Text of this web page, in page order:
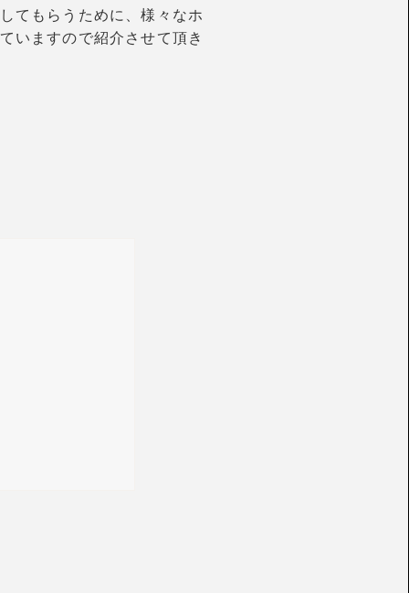
てもらうために、様々なホ
いますので紹介させて頂き